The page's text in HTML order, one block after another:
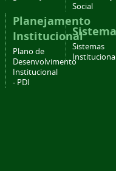
Planejamento
Institucional
Plano de
Desenvolvimento
Institucional
- PDI
Social
Sistemas